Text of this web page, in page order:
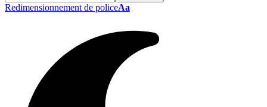
Redimensionnement de policeAa